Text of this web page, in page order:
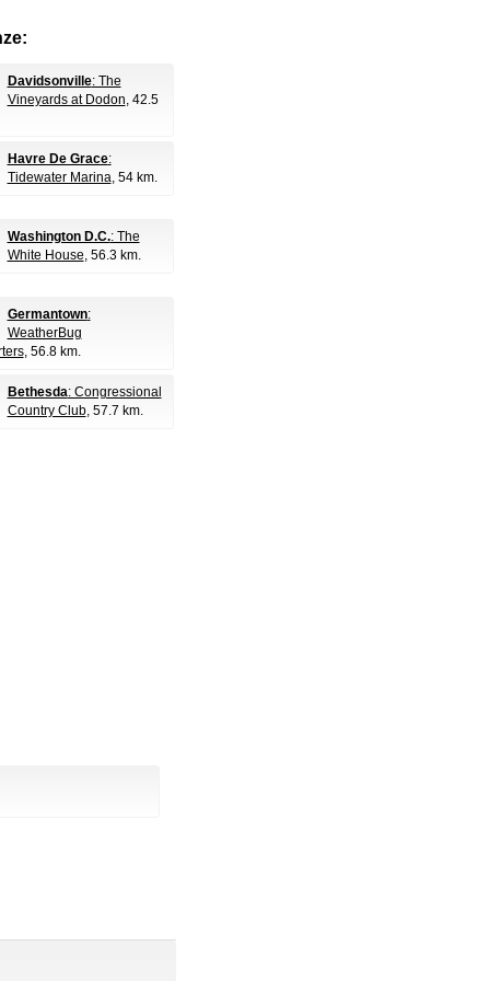
Davidsonville: The
Vineyards at Dodon, 42.5
Havre De Grace:
Tidewater Marina, 54 km.
Washington D.C.: The
White House, 56.3 km.
Germantown:
WeatherBug
, 56.8 km.
Bethesda: Congressional
Country Club, 57.7 km.